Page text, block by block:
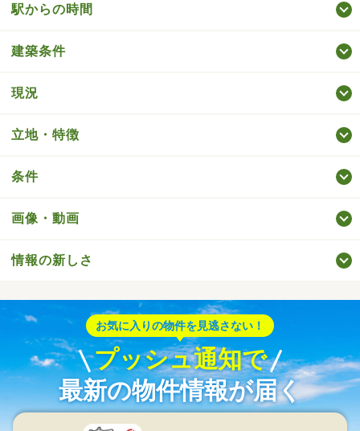
駅からの時間
建築条件
現況
立地・特徴
条件
画像・動画
情報の新しさ
お気に入りの物件を見逃さない！
プッシュ通知で
最新の物件情報が届く